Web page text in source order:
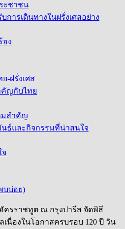
ะชาชน
การเดินทางในฝรั่งเศสอย่าง
อง
-ฝรั่งเศส
คัญกับไทย
มสำคัญ
ธ์และกิจกรรมที่น่าสนใจ
บบ่อย)
ครราชทูต ณ กรุงปารีส จัดพิธี
นื่องในโอกาสครบรอบ 120 ปี วัน